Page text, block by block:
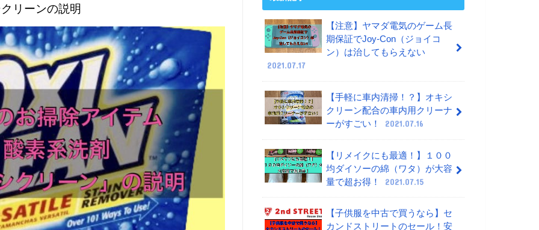
リーンの説明
【注意】ヤマダ電気のゲーム長
期保証でJoy-Con（ジョイコ
ン）は治してもらえない
2021.07.17
【手軽に車内清掃！？】オキシ
クリーン配合の車内用クリーナ
ーがすごい！
2021.07.16
【リメイクにも最適！】１００
均ダイソーの綿（ワタ）が大容
量で超お得！
2021.07.15
【子供服を中古で買うなら】セ
カンドストリートのセール！安